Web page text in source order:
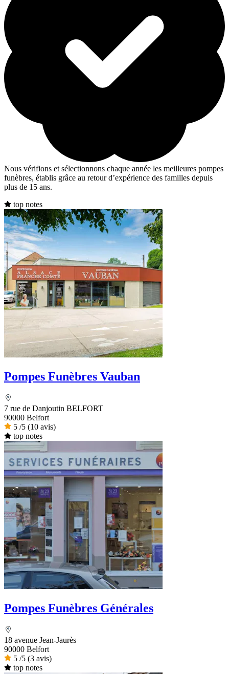
Nous vérifions et sélectionnons chaque année les meilleures pompes
funèbres, établis grâce au retour d’expérience des familles depuis
plus de 15 ans.
top notes
Pompes Funèbres Vauban
7 rue de Danjoutin BELFORT
90000 Belfort
5 /5 (10 avis)
top notes
Pompes Funèbres Générales
18 avenue Jean-Jaurès
90000 Belfort
5 /5 (3 avis)
top notes